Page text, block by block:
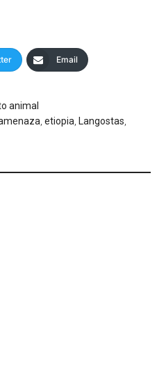
Email
animal
,etiopia Langostas